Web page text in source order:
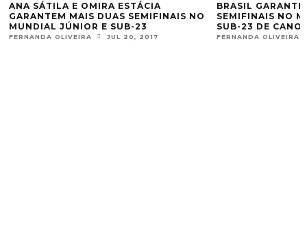
ANA SÁTILA E OMIRA ESTÁCIA
GARANTEM MAIS DUAS SEMIFINAIS NO
MUNDIAL JÚNIOR E SUB-23
FERNANDA OLIVEIRA JUL 20, 2017
BRASIL
SEMIFINAIS NO
SUB-23 DE
FERNANDA OLIVEIRA